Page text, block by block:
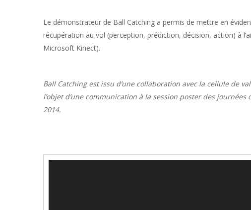
Le démonstrateur de Ball Catching a permis de mettre en
récupération au vol (perception, prédiction, décision, action) à
Microsoft Kinect).
Ball Catching est issu d’une collaboration avec la cellule de
l’objet d’une communication à la session poster des
2014.